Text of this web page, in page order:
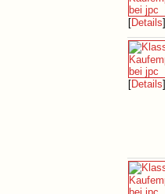
[Details]
[Details]